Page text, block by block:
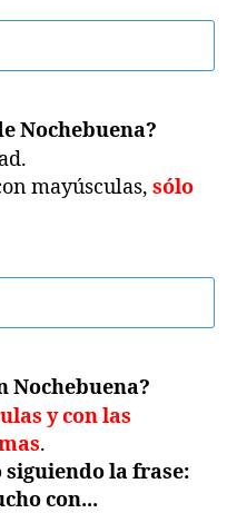
Nochebuena?
mayúsculas, sólo
Nochebuena?
y con las
.
la frase:
con...